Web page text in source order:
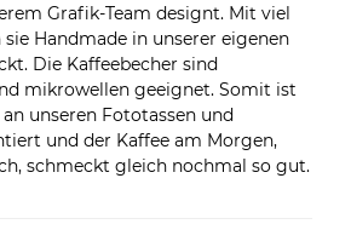
Grafik-Team designt. Mit viel
Handmade in unserer eigenen
Die Kaffeebecher sind
mikrowellen geeignet. Somit ist
unseren Fototassen und
und der Kaffee am Morgen,
schmeckt gleich nochmal so gut.